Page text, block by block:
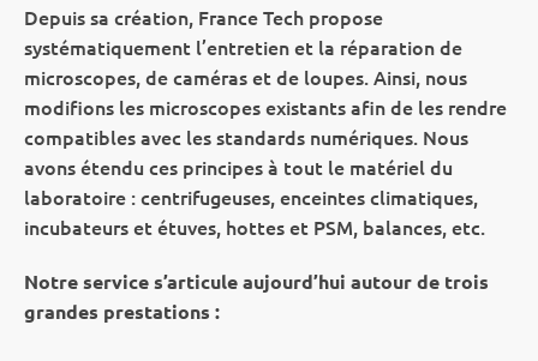
Depuis sa création, France Tech propose
systématiquement l’entretien et la réparation de
microscopes, de caméras et de loupes. Ainsi, nous
modifions les microscopes existants afin de les rendre
compatibles avec les standards numériques. Nous
avons étendu ces principes à tout le matériel du
laboratoire : centrifugeuses, enceintes climatiques,
incubateurs et étuves, hottes et PSM, balances, etc.
Notre service s’articule aujourd’hui autour de trois
grandes prestations :